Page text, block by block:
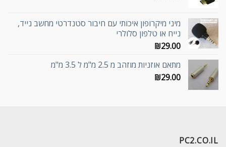
מיני מיקרופון איכותי עם חיבור סטנדרטי מחשב נייד,
נייח או טלפון סלולרי
₪29.00
מתאם אוזניות מוזהב מ 2.5 מ"מ ל 3.5 מ"מ
₪29.00
PC2.CO.IL